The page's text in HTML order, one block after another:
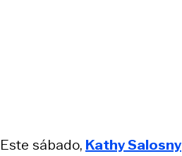
Este sábado, Kathy Salosny